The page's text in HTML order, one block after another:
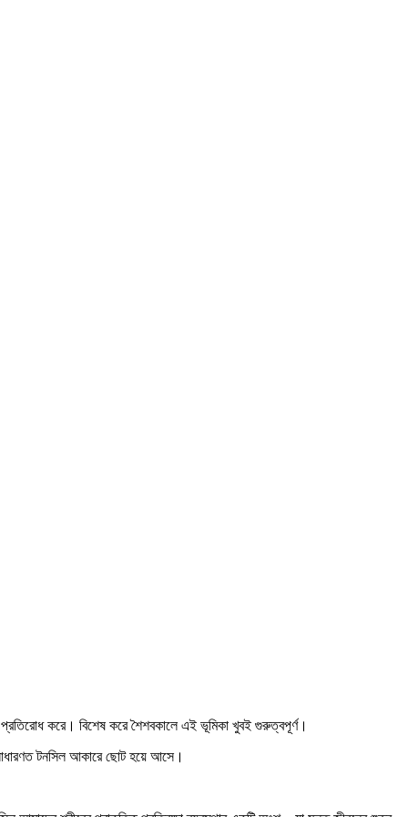
করে। বিশেষ করে শৈশবকালে এই ভূমিকা খুবই গুরুত্বপূর্ণ।
টনসিল আকারে ছোট হয়ে আসে।